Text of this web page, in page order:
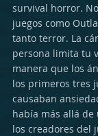
survival horror.
juegos como
tanto terror. La
persona limita tu
manera que los
los primeros tres
causaban
había más allá de
los creadores del